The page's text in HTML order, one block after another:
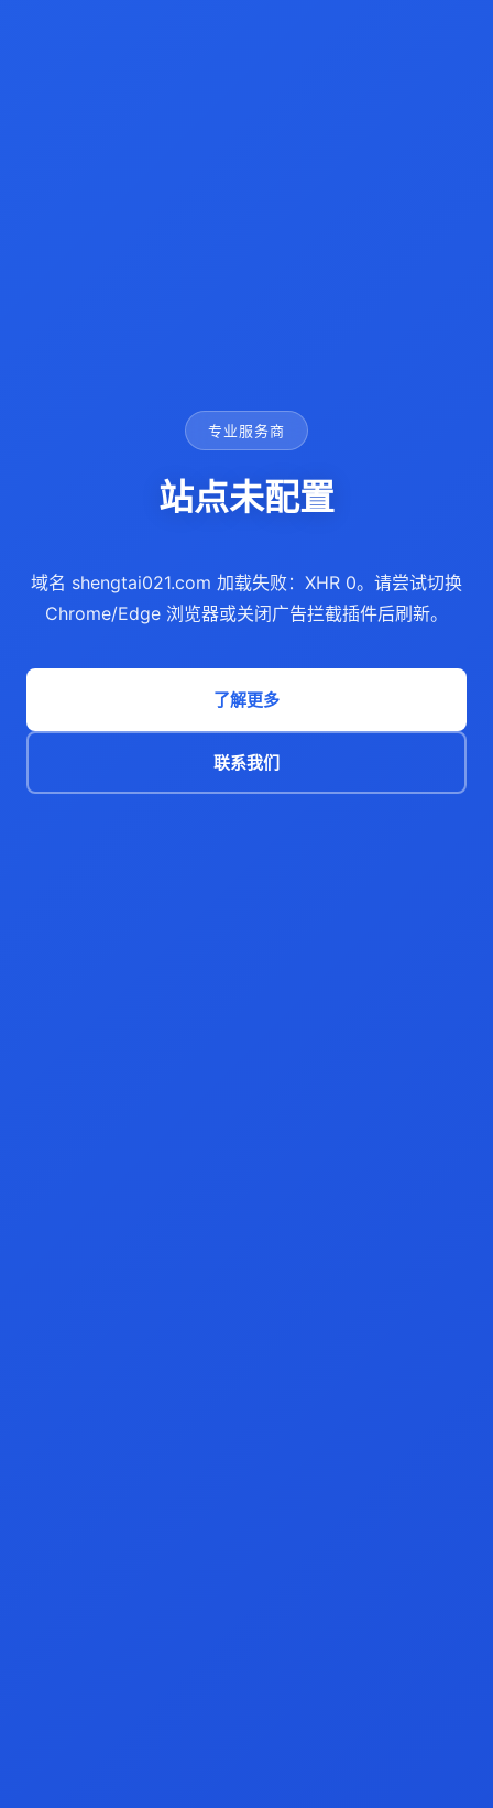
专业服务商
站点未配置
域名 shengtai021.com 加载失败：XHR 0。请尝试切换
Chrome/Edge 浏览器或关闭广告拦截插件后刷新。
了解更多
联系我们